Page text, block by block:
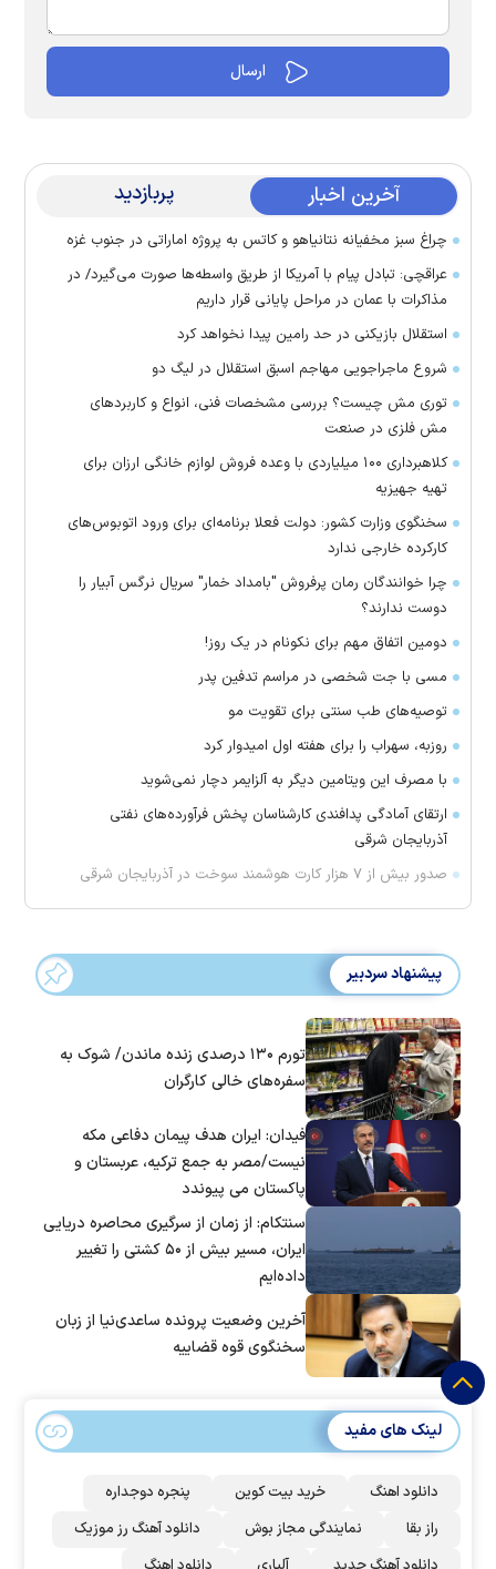
آخرین اخبار پربازدید
چراغ سبز مخفیانه نتانیاهو و کاتس به پروژه اماراتی در جنوب غزه
عراقچی: تبادل پیام با آمریکا از طریق واسطه‌ها صورت می‌گیرد/ در
مذاکرات با عمان در مراحل پایانی قرار داریم
استقلال بازیکنی در حد رامین پیدا نخواهد کرد
شروع ماجراجویی مهاجم اسبق استقلال در لیگ دو
توری مش چیست؟ بررسی مشخصات فنی، انواع و کاربردهای
مش فلزی در صنعت
کلاهبرداری ۱۰۰ میلیاردی با وعده فروش لوازم خانگی ارزان برای
تهیه جهیزیه
سخنگوی وزارت کشور: دولت فعلا برنامه‌ای برای ورود اتوبوس‌های
کارکرده خارجی ندارد
چرا خوانندگان رمان پرفروش "بامداد خمار" سریال نرگس آبیار را
دوست ندارند؟
دومین اتفاق مهم برای نکونام در یک روز!
مسی با جت شخصی در مراسم تدفین پدر
توصیه‌های طب سنتی برای تقویت مو
روزبه، سهراب را برای هفته اول امیدوار کرد
با مصرف این ویتامین دیگر به آلزایمر دچار نمی‌شوید
ارتقای آمادگی پدافندی کارشناسان پخش فرآورده‌های نفتی
آذربایجان شرقی
صدور بیش از ۷ هزار کارت هوشمند سوخت در آذربایجان شرقی
پیشنهاد سردبیر
تورم ۱۳۰ درصدی زنده ماندن/ شوک به
سفره‌های خالی کارگران
فیدان: ایران هدف پیمان دفاعی مکه
نیست/مصر به جمع ترکیه، عربستان و
پاکستان می پیوندد
سنتکام: از زمان از سرگیری محاصره دریایی
ایران، مسیر بیش از ۵۰ کشتی را تغییر
داده‌ایم
آخرین وضعیت پرونده ساعدی‌نیا از زبان
سخنگوی قوه قضاییه
لینک های مفید
دانلود اهنگ خرید بیت کوین
پنجره دوجداره
راز بقا
نمایندگی مجاز بوش
دانلود آهنگ رز‌ موزیک